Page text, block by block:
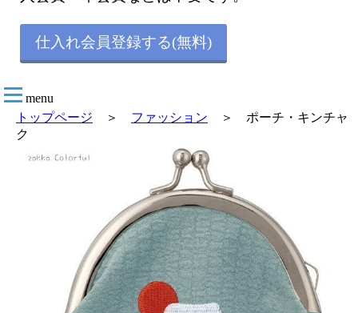
仕入れ会員登録する(無料)
menu
トップページ ＞ ファッション ＞ ポーチ・キンチャ
ク